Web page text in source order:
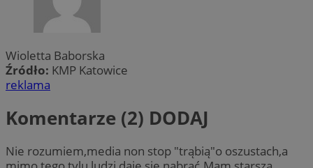
Wioletta Baborska
Źródło: KMP Katowice
reklama
Komentarze (2) DODAJ
Nie rozumiem,media non stop "trąbią"o oszustach,a